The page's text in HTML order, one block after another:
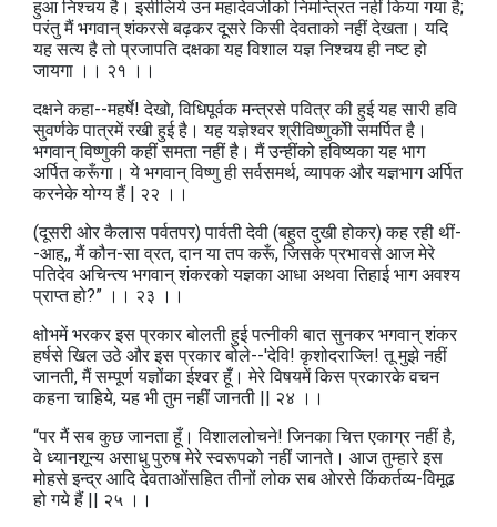
हुआ निश्चय है। इसीलिये उन महादेवजीको निमन्त्रित नहीं किया गया है;
परंतु मैं भगवान्‌ शंकरसे बढ़कर दूसरे किसी देवताको नहीं देखता। यदि
यह सत्य है तो प्रजापति दक्षका यह विशाल यज्ञ निश्चय ही नष्ट हो
जायगा ।। २१ ।।
दक्षने कहा--महर्षे! देखो, विधिपूर्वक मन्त्रसे पवित्र की हुई यह सारी हवि
सुवर्णके पात्रमें रखी हुई है। यह यज्ञेश्वर श्रीविष्णुकोी समर्पित है।
भगवान्‌ विष्णुकी कहीं समता नहीं है। मैं उन्हींको हविष्यका यह भाग
अर्पित करूँगा। ये भगवान्‌ विष्णु ही सर्वसमर्थ, व्यापक और यज्ञभाग अर्पित
करनेके योग्य हैं | २२ ।।
(दूसरी ओर कैलास पर्वतपर) पार्वती देवी (बहुत दुखी होकर) कह रही थीं-
-आह,, मैं कौन-सा व्रत, दान या तप करूँ, जिसके प्रभावसे आज मेरे
पतिदेव अचिन्त्य भगवान्‌ शंकरको यज्ञका आधा अथवा तिहाई भाग अवश्य
प्राप्त हो?” ।। २३ ।।
क्षोभमें भरकर इस प्रकार बोलती हुई पत्नीकी बात सुनकर भगवान्‌ शंकर
हर्षसे खिल उठे और इस प्रकार बोले--'देवि! कृशोदराज्लि! तू मुझे नहीं
जानती, मैं सम्पूर्ण यज्ञोंका ईश्वर हूँ। मेरे विषयमें किस प्रकारके वचन
कहना चाहिये, यह भी तुम नहीं जानती || २४ ।।
“पर मैं सब कुछ जानता हूँ। विशाललोचने! जिनका चित्त एकाग्र नहीं है,
वे ध्यानशून्य असाधु पुरुष मेरे स्वरूपको नहीं जानते। आज तुम्हारे इस
मोहसे इन्द्र आदि देवताओंसहित तीनों लोक सब ओरसे किंकर्तव्य-विमूढ
हो गये हैं || २५ ।।